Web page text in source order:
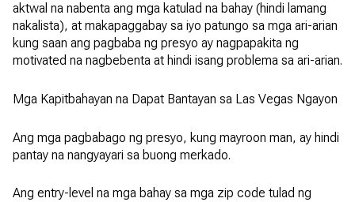
aktwal na nabenta ang mga katulad na bahay (hindi lamang
nakalista), at makapaggabay sa iyo patungo sa mga ari-arian
kung saan ang pagbaba ng presyo ay nagpapakita ng
motivated na nagbebenta at hindi isang problema sa ari-arian.
Mga Kapitbahayan na Dapat Bantayan sa Las Vegas Ngayon
Ang mga pagbabago ng presyo, kung mayroon man, ay hindi
pantay na nangyayari sa buong merkado.
Ang entry-level na mga bahay sa mga zip code tulad ng